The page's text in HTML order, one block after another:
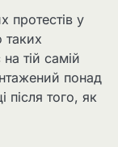
протестів у
таких
тій самій
понад
після того, як